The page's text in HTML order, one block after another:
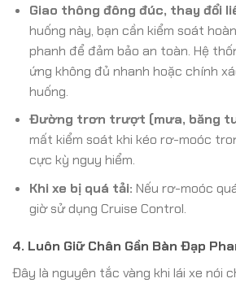
Giao thông đông đúc, thay đổi
huống này, bạn cần kiểm soát
phanh để đảm bảo an toàn. Hệ
ứng không đủ nhanh hoặc chính
huống.
Đường trơn trượt (mưa, băng
mất kiểm soát khi kéo rơ-moóc
cực kỳ nguy hiểm.
Khi xe bị quá tải: Nếu rơ-moóc
giờ sử dụng Cruise Control.
4. Luôn Giữ Chân Gần Bàn Đạp
Đây là nguyên tắc vàng khi lái xe nói